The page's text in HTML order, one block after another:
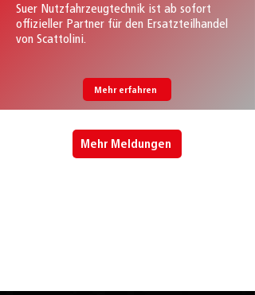
Suer Nutzfahrzeugtechnik ist ab sofort
offizieller Partner für den Ersatzteilhandel
von Scattolini.
Mehr erfahren
Mehr Meldungen